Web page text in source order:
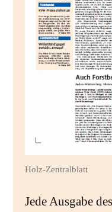
Holz-Zentralblatt
Jede Ausgabe